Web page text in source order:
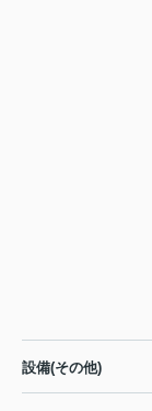
設備(その他)